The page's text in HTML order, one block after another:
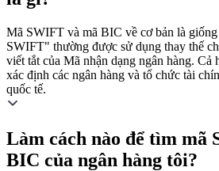
Mã SWIFT và mã BIC về cơ bản là
SWIFT" thường được sử dụng thay thế
viết tắt của Mã nhận dạng ngân hàng. Cả
xác định các ngân hàng và tổ chức tài
quốc tế.
Làm cách nào để tìm mã
BIC của ngân hàng tôi?